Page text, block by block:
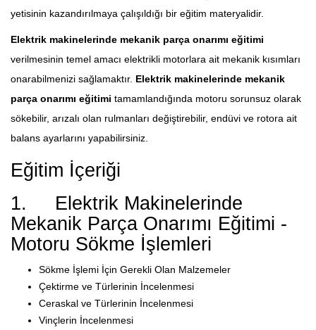
yetisinin kazandırılmaya çalışıldığı bir eğitim materyalidir.
Elektrik makinelerinde mekanik parça onarımı eğitimi
verilmesinin temel amacı elektrikli motorlara ait mekanik kısımları
onarabilmenizi sağlamaktır. Elektrik makinelerinde mekanik
parça onarımı eğitimi tamamlandığında motoru sorunsuz olarak
sökebilir, arızalı olan rulmanları değiştirebilir, endüvi ve rotora ait
balans ayarlarını yapabilirsiniz.
Eğitim İçeriği
1. Elektrik Makinelerinde
Mekanik Parça Onarımı Eğitimi -
Motoru Sökme İşlemleri
Sökme İşlemi İçin Gerekli Olan Malzemeler
Çektirme ve Türlerinin İncelenmesi
Ceraskal ve Türlerinin İncelenmesi
Vinçlerin İncelenmesi